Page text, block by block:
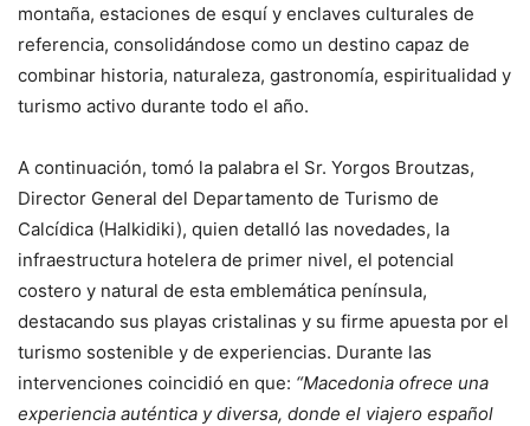
montaña, estaciones de esquí y enclaves culturales de
referencia, consolidándose como un destino capaz de
combinar historia, naturaleza, gastronomía, espiritualidad y
turismo activo durante todo el año.
A continuación, tomó la palabra el Sr. Yorgos Broutzas,
Director General del Departamento de Turismo de
Calcídica (Halkidiki), quien detalló las novedades, la
infraestructura hotelera de primer nivel, el potencial
costero y natural de esta emblemática península,
destacando sus playas cristalinas y su firme apuesta por el
turismo sostenible y de experiencias. Durante las
intervenciones coincidió en que: “Macedonia ofrece una
experiencia auténtica y diversa, donde el viajero español